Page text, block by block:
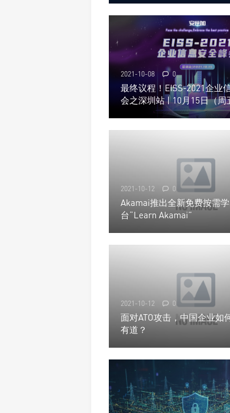
2021-10-08 0
最终议程！EISS-2021企业
会之深圳站 | 10月15日（周
2021-10-12 0
Akamai推出全新免费按需
台“Learn Akamai”
2021-10-12 0
面对ATO攻击，中国企业如
有道？